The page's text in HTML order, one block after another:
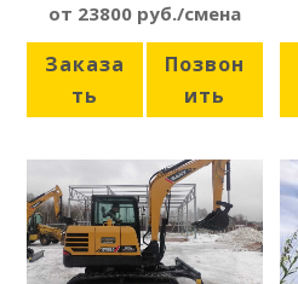
от 23800 руб./смена
Заказа
ть
Позвон
ить